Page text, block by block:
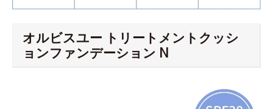
オルビスユー トリートメントクッシ
ョンファンデーション N